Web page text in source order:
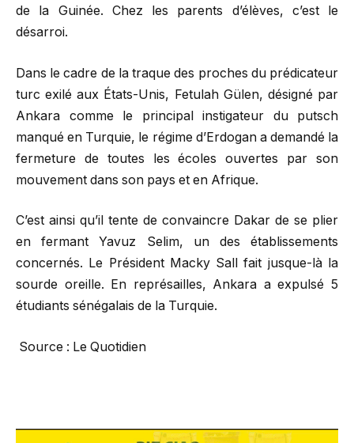
de la Guinée. Chez les parents d’élèves, c’est le
désarroi.
Dans le cadre de la traque des proches du prédicateur
turc exilé aux États-Unis, Fetulah Gülen, désigné par
Ankara comme le principal instigateur du putsch
manqué en Turquie, le régime d’Erdogan a demandé la
fermeture de toutes les écoles ouvertes par son
mouvement dans son pays et en Afrique.
C’est ainsi qu’il tente de convaincre Dakar de se plier
en fermant Yavuz Selim, un des établissements
concernés. Le Président Macky Sall fait jusque-là la
sourde oreille. En représailles, Ankara a expulsé 5
étudiants sénégalais de la Turquie.
Source : Le Quotidien